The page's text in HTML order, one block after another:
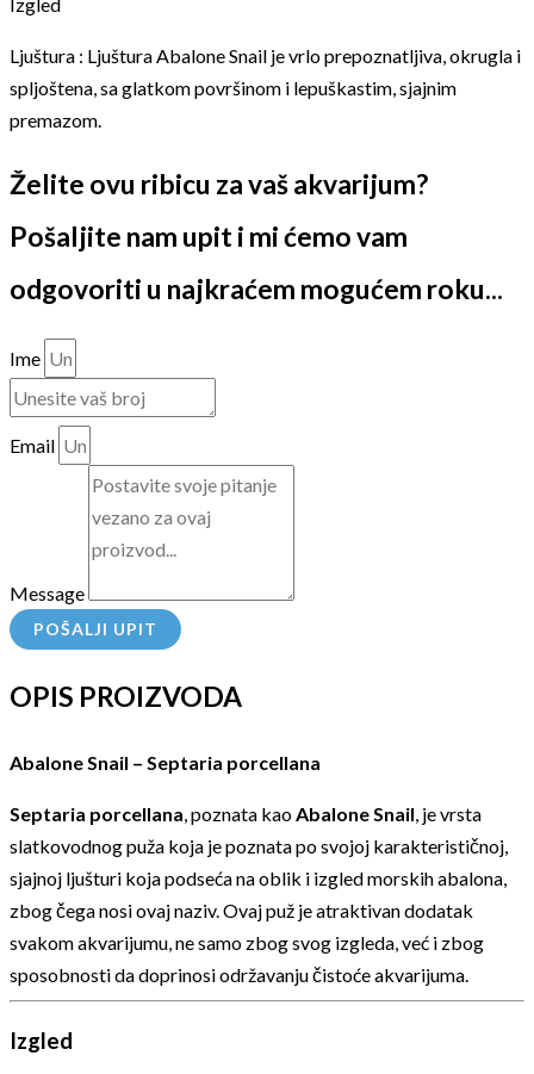
Ljuštura : Ljuštura Abalone Snail je vrlo prepoznatljiva, okrugla i
spljoštena, sa glatkom površinom i lepuškastim, sjajnim
premazom.
Želite ovu ribicu za vaš akvarijum?
Pošaljite nam upit i mi ćemo vam
odgovoriti u najkraćem mogućem roku...
Ime
Email
Message
POŠALJI UPIT
OPIS PROIZVODA
Abalone Snail – Septaria porcellana
Septaria porcellana, poznata kaoAbalone Snail, je vrsta
slatkovodnog puža koja je poznata po svojoj karakterističnoj,
sjajnoj ljušturi koja podseća na oblik i izgled morskih abalona,
zbog čega nosi ovaj naziv. Ovaj puž je atraktivan dodatak
svakom akvarijumu, ne samo zbog svog izgleda, već i zbog
sposobnosti da doprinosi održavanju čistoće akvarijuma.
Izgled